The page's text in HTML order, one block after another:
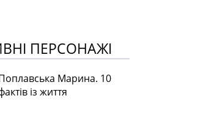
ПЕРСОНАЖІ
Марина. 10
із життя